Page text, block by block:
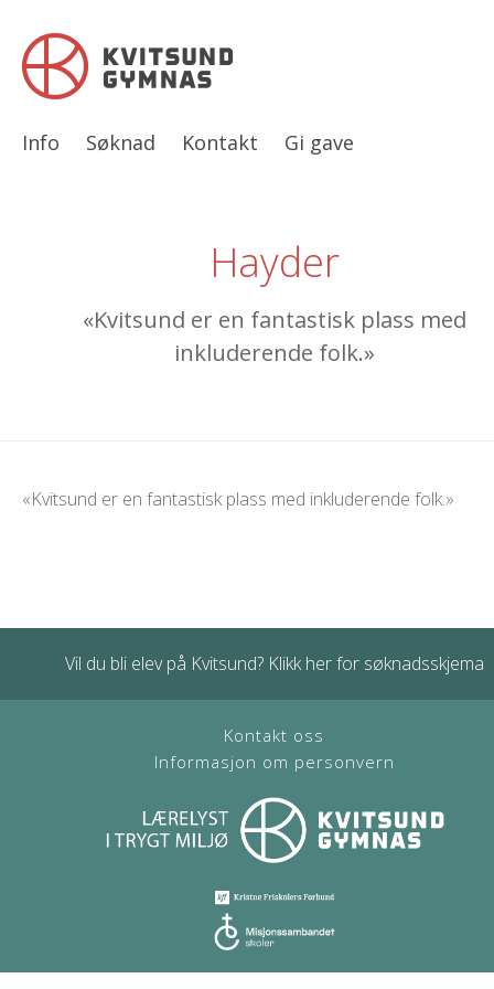
Info Søknad Kontakt Gi gave
Hayder
«Kvitsund er en fantastisk plass med
inkluderende folk.»
«Kvitsund er en fantastisk plass med inkluderende folk.»
Vil du bli elev på Kvitsund? Klikk her for søknadsskjema
Kontakt oss
Informasjon om personvern